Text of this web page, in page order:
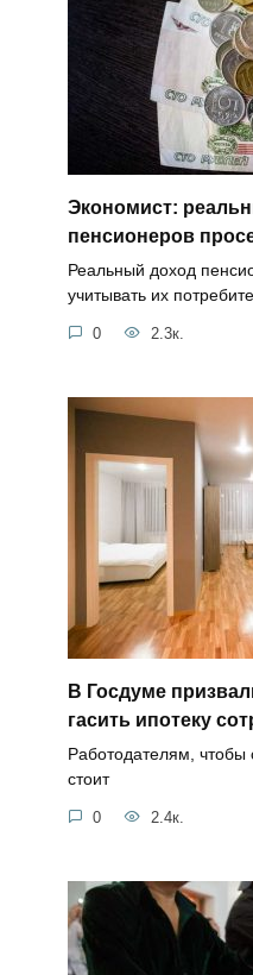
Экономист:
пенсионеров
Реальный доход
учитывать их
0 2.3к.
В Госдуме
гасить ипотеку
Работодателям, чтобы
стоит
0 2.4к.